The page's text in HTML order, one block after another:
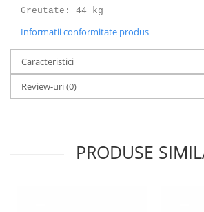
Greutate: 44 kg
Informatii conformitate produs
Caracteristici
Review-uri(0)
PRODUSE